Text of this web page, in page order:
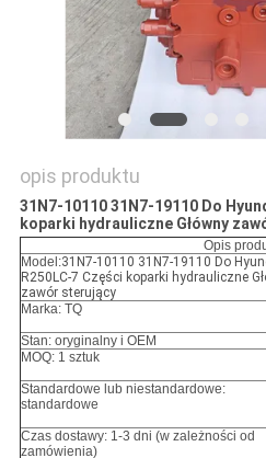
POLITYKA
PRYWATNOŚCI
opis produktu
31N7-10110 31N7-19110 Do
koparki hydrauliczne Główny
Opis
Model:31N7-10110 31N7-19110 Do
R250LC-7 Części koparki hydrauliczne
zawór sterujący
Marka: TQ
Stan: oryginalny i OEM
MOQ: 1 sztuk
Standardowe lub niestandardowe:
standardowe
Czas dostawy: 1-3 dni (w zależności od
zamówienia)